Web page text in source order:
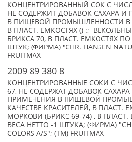
КОНЦЕНТРИРОВАННЫЙ СОК С
НЕ СОДЕРЖИТ ДОБАВОК САХАРА И
В ПИЩЕВОЙ ПРОМЫШЛЕННОСТИ В
В ПЛАСТ. ЕМКОСТЯХ () :;
БРИКСА 70, В ПЛАСТ. ЕМКОСТЯХ ПО
ШТУК; (ФИРМА) "CHR. HANSEN
FRUITMAX
2009 89 380 8
КОНЦЕНТРИРОВАННЫЕ СОКИ С
67, НЕ СОДЕРЖАТ ДОБАВОК
ПРИМЕНЕНИЯ В ПИЩЕВОЙ
КАЧЕСТВЕ КРАСИТЕЛЕЙ, В ПЛАСТ.
МОРКОВИ (БРИКС 69-74) , В ПЛАСТ.
ВЕСА НЕТТО -1 ШТУКА; (ФИРМА)
COLORS A/S"; (TM) FRUITMAX